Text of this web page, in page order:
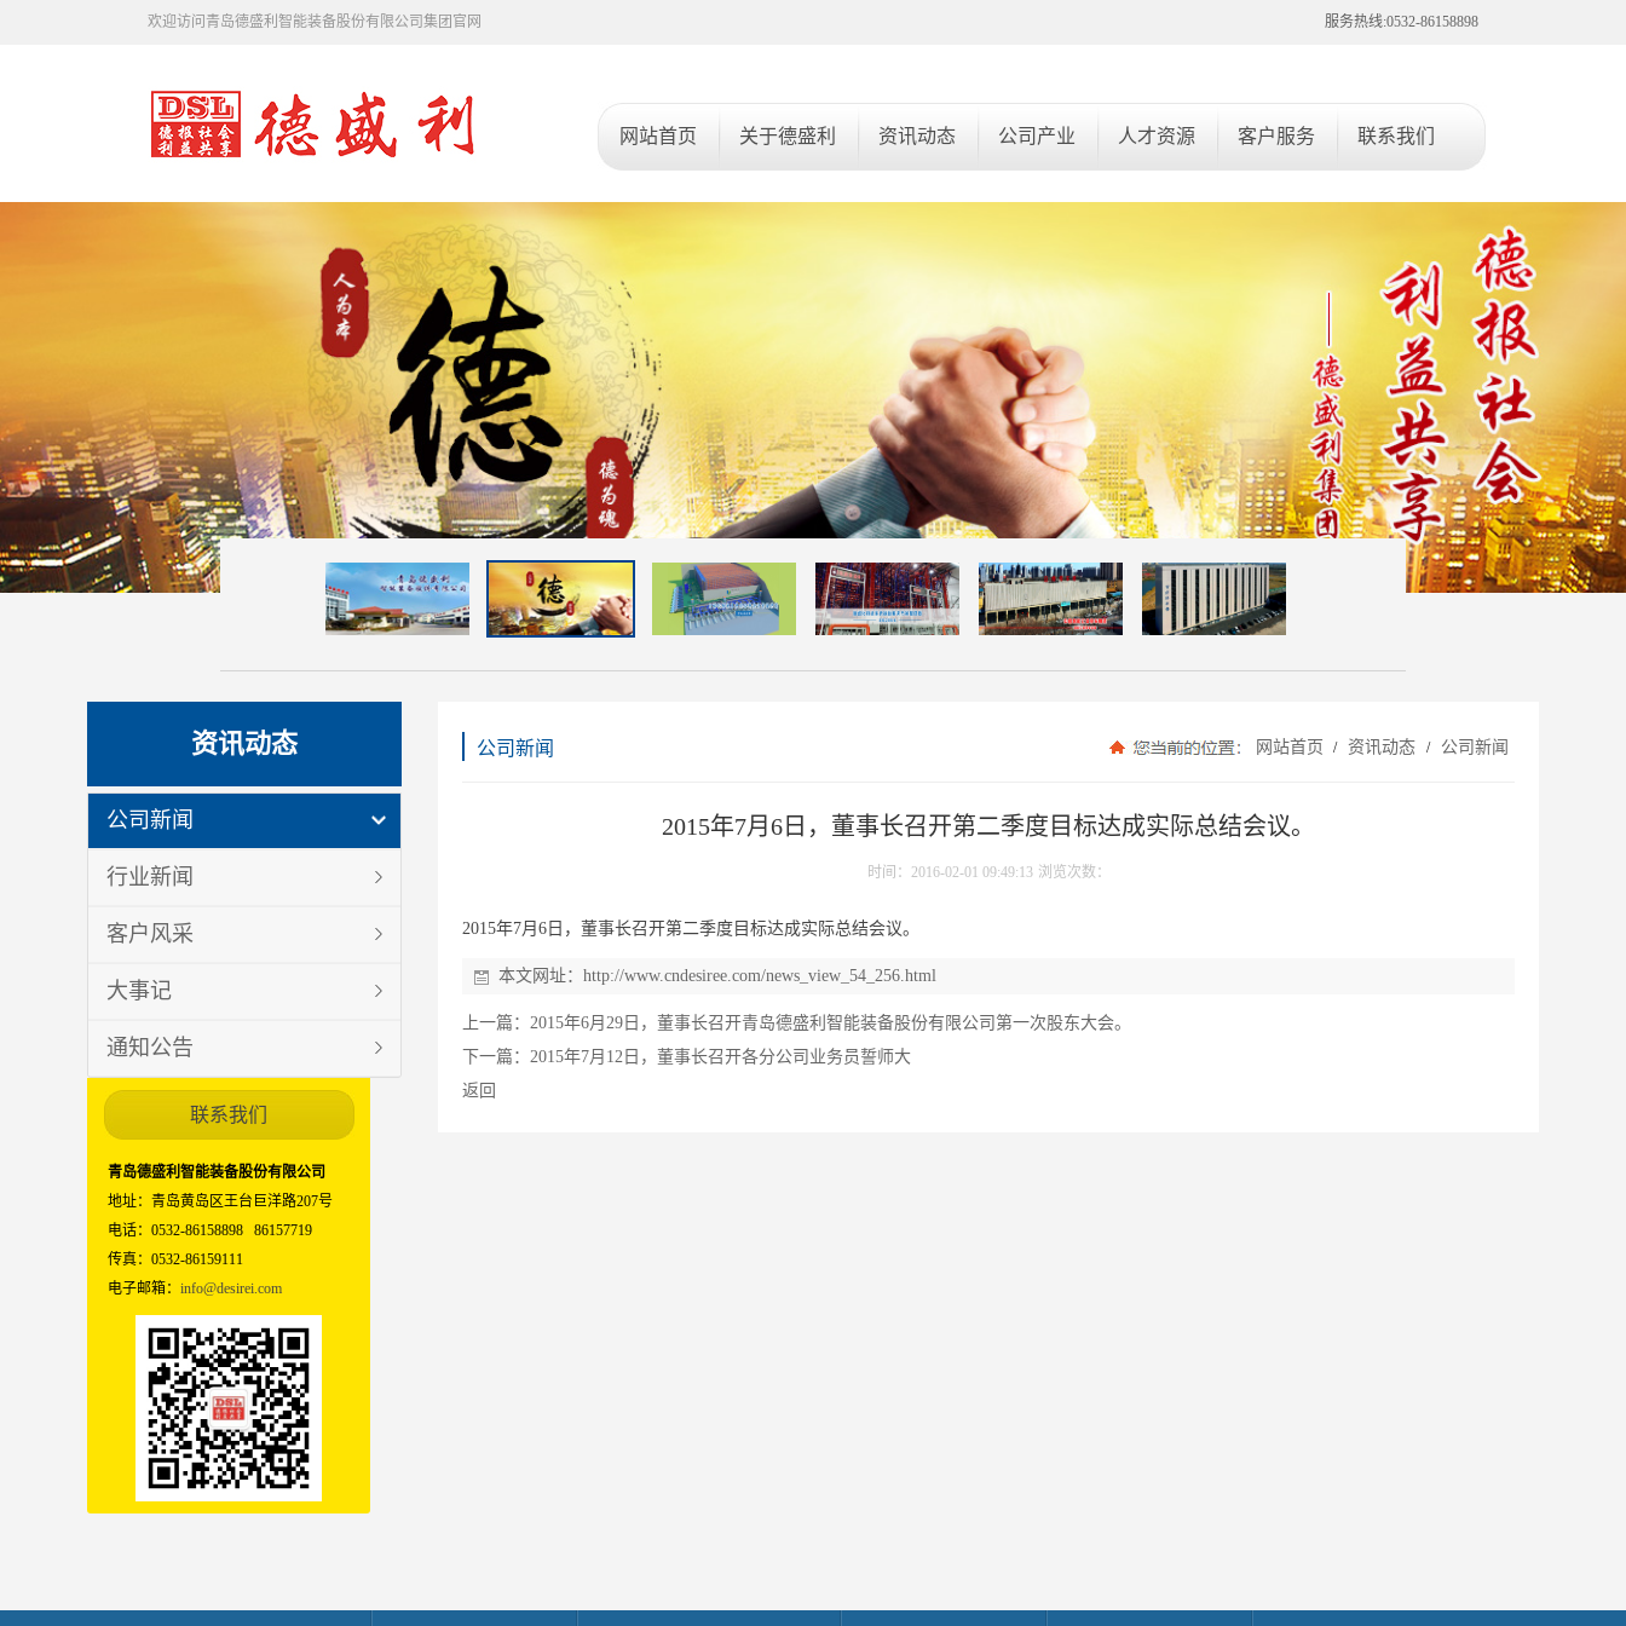
欢迎访问青岛德盛利智能装备股份有限公司集团官网 服务热线:0532-86158898
网站首页 关于德盛利 资讯动态 公司产业 人才资源 客户服务 联系我们
资讯动态
公司新闻
行业新闻
客户风采
大事记
通知公告
联系我们
青岛德盛利智能装备股份有限公司
地址：青岛黄岛区王台巨洋路207号
电话：0532-86158898 86157719
传真：0532-86159111
电子邮箱： info@desirei.com
公司新闻 网站首页 / 资讯动态 / 公司新闻
2015年7月6日，董事长召开第二季度目标达成实际总结会议。
时间：2016-02-01 09:49:13 浏览次数：
2015年7月6日，董事长召开第二季度目标达成实际总结会议。
本文网址： http://www.cndesiree.com/news_view_54_256.html
上一篇： 2015年6月29日，董事长召开青岛德盛利智能装备股份有限公司第一次股东大会。
下一篇： 2015年7月12日，董事长召开各分公司业务员誓师大
返回